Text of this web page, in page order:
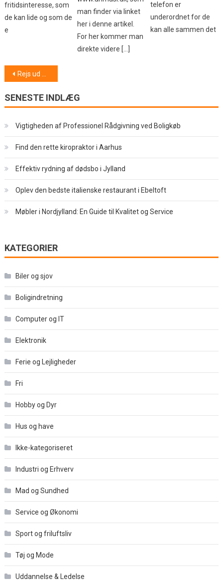
fritidsinteresse, som
de kan lide og som de
e
man finder via linket
her i denne artikel.
For her kommer man
direkte videre […]
telefon er
underordnet for de
kan alle sammen det
Indlægsnavigation
Rejs ud og oplev verden
SENESTE INDLÆG
Vigtigheden af Professionel Rådgivning ved Boligkøb
Find den rette kiropraktor i Aarhus
Effektiv rydning af dødsbo i Jylland
Oplev den bedste italienske restaurant i Ebeltoft
Møbler i Nordjylland: En Guide til Kvalitet og Service
KATEGORIER
Biler og sjov
Boligindretning
Computer og IT
Elektronik
Ferie og Lejligheder
Fri
Hobby og Dyr
Hus og have
Ikke-kategoriseret
Industri og Erhverv
Mad og Sundhed
Service og Økonomi
Sport og friluftsliv
Tøj og Mode
Uddannelse & Ledelse